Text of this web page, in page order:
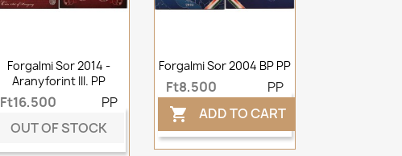
Forgalmi Sor 2014 -
Aranyforint III. PP
Ft16,500
PP
OUT OF STOCK
Forgalmi Sor 2004 BP PP
Ft8,500 PP
 ADD TO CART